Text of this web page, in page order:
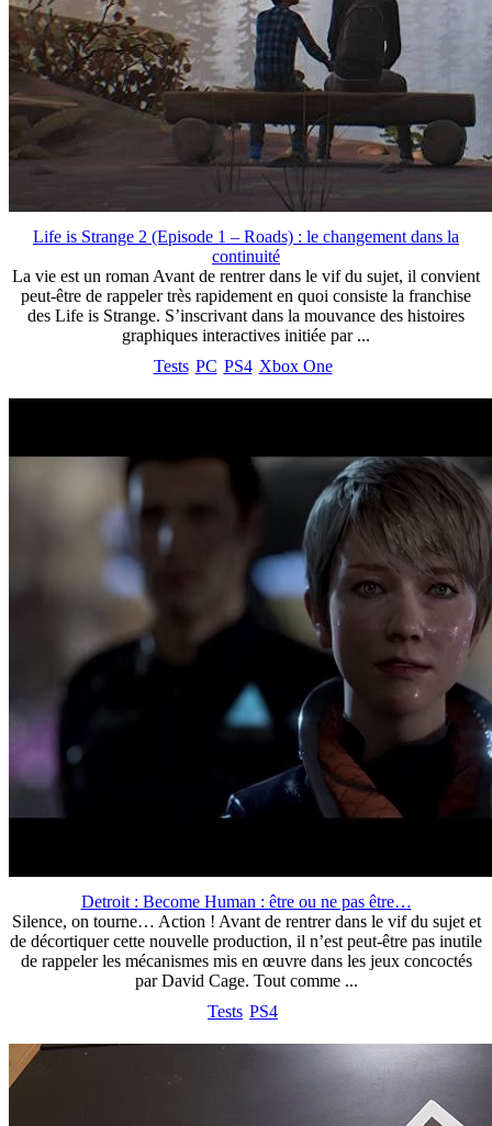
Life is Strange 2 (Episode 1 – Roads) : le changement dans la
continuité
La vie est un roman Avant de rentrer dans le vif du sujet, il convient
peut-être de rappeler très rapidement en quoi consiste la franchise
des Life is Strange. S’inscrivant dans la mouvance des histoires
graphiques interactives initiée par ...
Tests PC PS4 Xbox One
Detroit : Become Human : être ou ne pas être…
Silence, on tourne… Action ! Avant de rentrer dans le vif du sujet et
de décortiquer cette nouvelle production, il n’est peut-être pas inutile
de rappeler les mécanismes mis en œuvre dans les jeux concoctés
par David Cage. Tout comme ...
Tests PS4